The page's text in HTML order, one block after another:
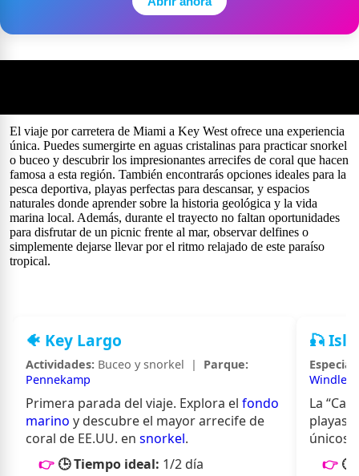
El viaje por carretera de Miami a Key West ofrece una experiencia
única. Puedes sumergirte en aguas cristalinas para practicar snorkel
o buceo y descubrir los impresionantes arrecifes de coral que hacen
famosa a esta región. También encontrarás opciones ideales para la
pesca deportiva, playas perfectas para descansar, y espacios
naturales donde aprender sobre la historia geológica y la vida
marina local. Además, durante el trayecto no faltan oportunidades
para disfrutar de un picnic frente al mar, observar delfines o
simplemente dejarse llevar por el ritmo relajado de este paraíso
tropical.
🐠 Key Largo
Actividades: Buceo y snorkel | Parque:
Pennekamp
Primera parada del viaje. Explora el fondo
marino y descubre el mayor arrecife de
coral de EE.UU. en snorkel.
🕒 Tiempo ideal: 1/2 día
🎣
Windley
La
playas
únicos